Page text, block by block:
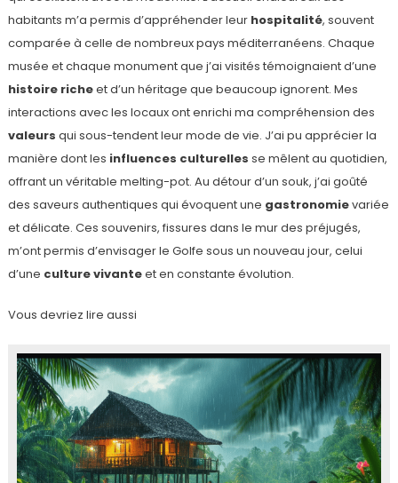
habitants m’a permis d’appréhender leur hospitalité, souvent
comparée à celle de nombreux pays méditerranéens. Chaque
musée et chaque monument que j’ai visités témoignaient d’une
histoire richeet d’un héritage que beaucoup ignorent. Mes
interactions avec les locaux ont enrichi ma compréhension des
valeurs qui sous-tendent leur mode de vie. J’ai pu apprécier la
manière dont les influences culturelles se mêlent au quotidien,
offrant un véritable melting-pot. Au détour d’un souk, j’ai goûté
des saveurs authentiques qui évoquent une gastronomievariée
et délicate. Ces souvenirs, fissures dans le mur des préjugés,
m’ont permis d’envisager le Golfe sous un nouveau jour, celui
d’une culture vivanteet en constante évolution.
Vous devriez lire aussi